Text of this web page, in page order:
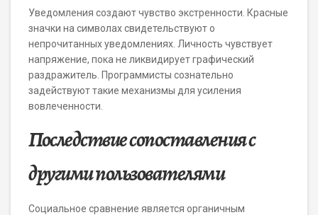
Уведомления создают чувство экстренности. Красные
значки на символах свидетельствуют о
непрочитанных уведомлениях. Личность чувствует
напряжение, пока не ликвидирует графический
раздражитель. Программисты сознательно
задействуют такие механизмы для усиления
вовлеченности.
Последствие сопоставления с
другими пользователями
Социальное сравнение является органичным